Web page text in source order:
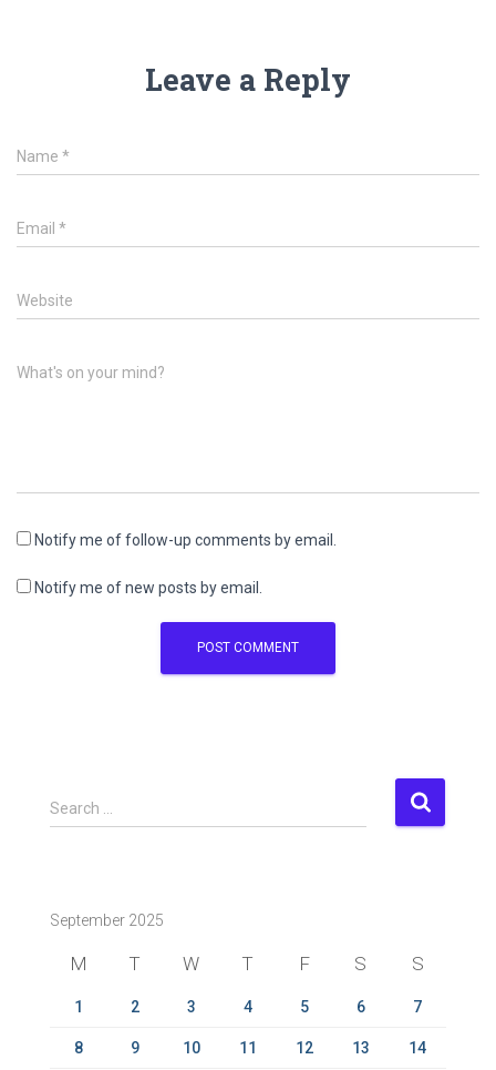
Leave a Reply
Name *
Email *
Website
What's on your mind?
Notify me of follow-up comments by email.
Notify me of new posts by email.
S
e
h
Search …
September 2025
M T W T F S S
1 2 3 4 5 6 7
8 9 10 11 12 13 14